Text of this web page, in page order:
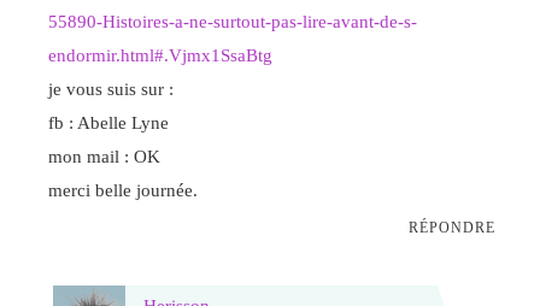
55890-Histoires-a-ne-surtout-pas-lire-avant-de-s-
endormir.html#.Vjmx1SsaBtg
je vous suis sur :
fb : Abelle Lyne
mon mail : OK
merci belle journée.
RÉPONDRE